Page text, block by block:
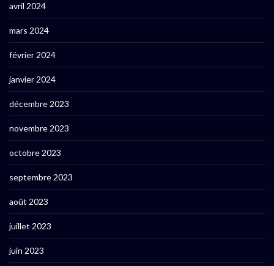
avril 2024
mars 2024
février 2024
janvier 2024
décembre 2023
novembre 2023
octobre 2023
septembre 2023
août 2023
juillet 2023
juin 2023